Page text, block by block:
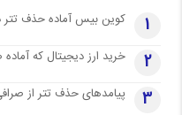
1 کوین بیس آماده حذف تتر
2 خرید ارز دیجیتال که آماده
3 پیامدهای حذف تتر از